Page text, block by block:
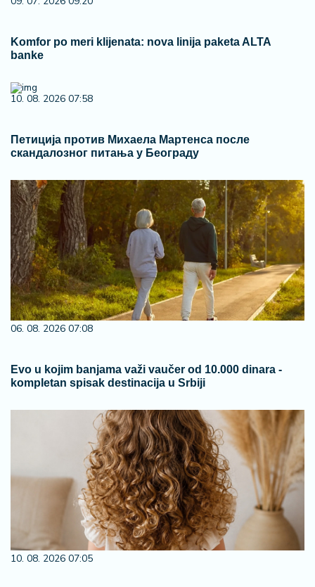
Komfor po meri klijenata: nova linija paketa ALTA
banke
10. 08. 2026 07:58
Петиција против Михаела Мартенса после
скандалозног питања у Београду
06. 08. 2026 07:08
Evo u kojim banjama važi vaučer od 10.000 dinara -
kompletan spisak destinacija u Srbiji
10. 08. 2026 07:05